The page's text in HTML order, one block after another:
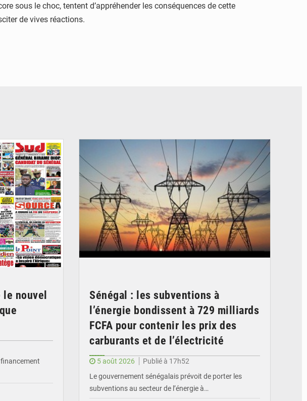
sous le choc, tentent d’appréhender les conséquences de cette
de vives réactions.
nouvel
Sénégal : les subventions à
l’énergie bondissent à 729 milliards
FCFA pour contenir les prix des
carburants et de l’électricité
5 août 2026
Publié à 17h52
Le gouvernement sénégalais prévoit de porter les
subventions au secteur de l’énergie à…